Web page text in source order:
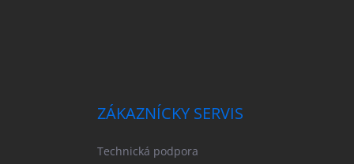
ZÁKAZNÍCKY SERVIS
Technická podpora